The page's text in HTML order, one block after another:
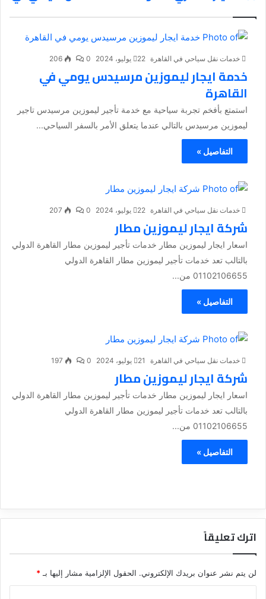
خدمات نقل سياحي في القاهرة 22 يوليو، 2024 0
206
خدمة ايجار ليموزين مرسيدس يومي في
القاهرة
استمتع بأفخم تجربة سياحية مع خدمة تأجير ليموزين مرسيدس تاجير
ليموزين مرسيدس بالتالي عندما يتعلق الأمر بالسفر السياحي...
التفاصيل »
خدمات نقل سياحي في القاهرة 22 يوليو، 2024 0
207
شركة ايجار ليموزين مطار
اسعار ايجار ليموزين مطار خدمات تأجير ليموزين مطار القاهرة الدولي
بالتالب تعد خدمات تأجير ليموزين مطار القاهرة الدولي
01102106655 من...
التفاصيل »
خدمات نقل سياحي في القاهرة 21 يوليو، 2024 0
197
شركة ايجار ليموزين مطار
اسعار ايجار ليموزين مطار خدمات تأجير ليموزين مطار القاهرة الدولي
بالتالب تعد خدمات تأجير ليموزين مطار القاهرة الدولي
01102106655 من...
التفاصيل »
اترك تعليقاً
لن يتم نشر عنوان بريدك الإلكتروني. الحقول الإلزامية مشار إليها بـ*